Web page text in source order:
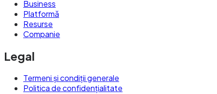
Business
Platformă
Resurse
Companie
Legal
Termeni și condiții generale
Politica de confidențialitate